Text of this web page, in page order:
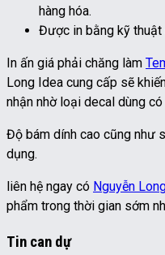
hàng hóa.
Được in bằng kỹ
In ấn giá phải chăng làm
Long Idea cung cấp sẽ
nhận nhờ loại decal dùng
Độ bám dính cao cũng như
dụng.
liên hệ ngay có Nguyễn
phẩm trong thời gian sớm
Tin can dự